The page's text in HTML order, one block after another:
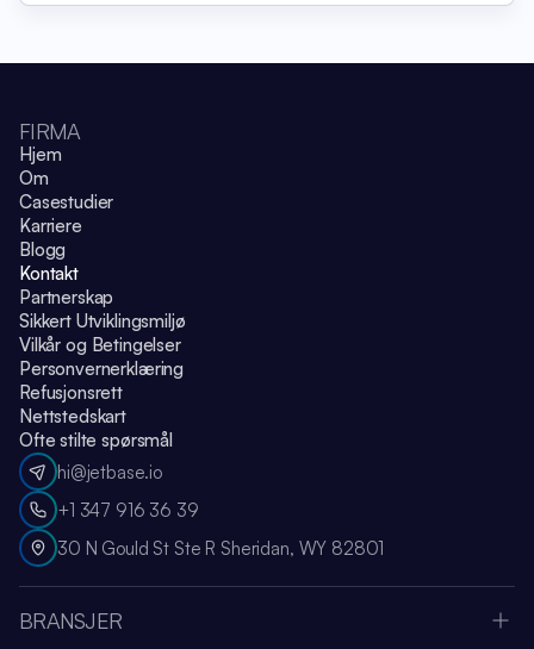
FIRMA
Hjem
Om
Casestudier
Karriere
Blogg
Kontakt
Partnerskap
Sikkert Utviklingsmiljø
Vilkår og Betingelser
Personvernerklæring
Refusjonsrett
Nettstedskart
Ofte stilte spørsmål
hi@jetbase.io
+1 347 916 36 39
30 N Gould St Ste R Sheridan, WY 82801
BRANSJER